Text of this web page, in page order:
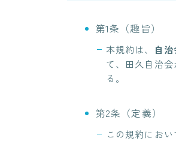
第1条（趣旨）
本規約は、 自
て、田久自治
る。
第2条（定義）
この規約にお